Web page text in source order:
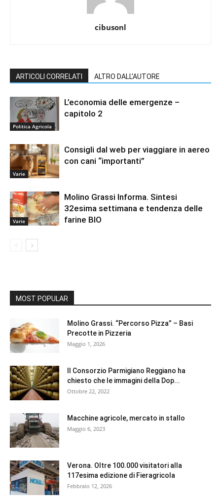
cibusonl
ARTICOLI CORRELATI ALTRO DALL'AUTORE
Politica Agricola
L’economia delle emergenze –
capitolo 2
Varie
Consigli dal web per viaggiare in aereo
con cani “importanti”
Varie
Molino Grassi Informa. Sintesi
32esima settimana e tendenza delle
farine BIO
MOST POPULAR
Molino Grassi. “Percorso Pizza” – Basi
Precotte in Pizzeria
Maggio 1, 2026
Il Consorzio Parmigiano Reggiano ha
chiesto che le immagini della Dop...
Ottobre 22, 2022
Macchine agricole, mercato in stallo
Maggio 6, 2023
Verona. Oltre 100.000 visitatori alla
117esima edizione di Fieragricola
Febbraio 12, 2026